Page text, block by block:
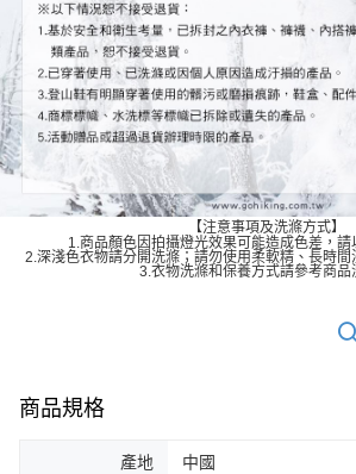
【注意事項及洗滌方式】
1.商品顏色因拍攝燈光效果可能造成色差，請
2.深淺色衣物請分開洗滌；請勿使用柔軟精、長時間
3.衣物洗滌和保養方式請參考商品
商品規格
產地 中國